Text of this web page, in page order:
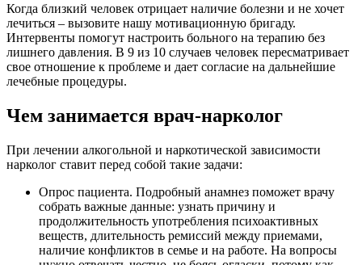
Когда близкий человек отрицает наличие болезни и не хочет
лечиться – вызовите нашу мотивационную бригаду.
Интервенты помогут настроить больного на терапию без
лишнего давления. В 9 из 10 случаев человек пересматривает
свое отношение к проблеме и дает согласие на дальнейшие
лечебные процедуры.
Чем занимается врач-нарколог
При лечении алкогольной и наркотической зависимости
нарколог ставит перед собой такие задачи:
Опрос пациента. Подробный анамнез поможет врачу
собрать важные данные: узнать причину и
продолжительность употребления психоактивных
веществ, длительность ремиссий между приемами,
наличие конфликтов в семье и на работе. На вопросы